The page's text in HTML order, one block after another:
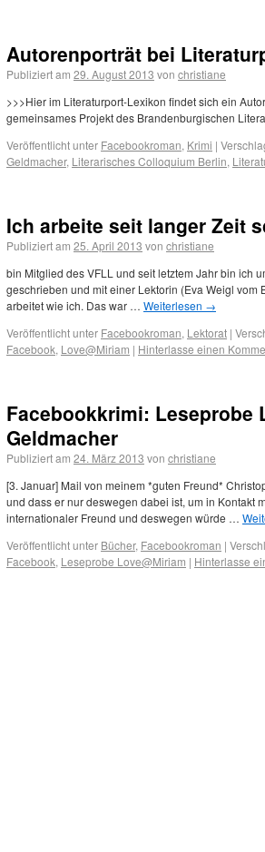
Autorenporträt bei
Publiziert am 29. August 2013 von christiane
>>>Hier im Literaturport-Lexikon findet sich ein
gemeinsames Projekt des Brandenburgischen
Veröffentlicht unter Facebookroman, Krimi |
Geldmacher, Literarisches Colloquium Berlin,
Ich arbeite seit langer Zeit
Publiziert am 25. April 2013 von christiane
bin Mitglied des VFLL und seit letztem Jahr bin ich
geschrieben und mit einer Lektorin (Eva Weigl
arbeitet wie ich. Das war … Weiterlesen →
Veröffentlicht unter Facebookroman, Lektorat |
Facebook, Love@Miriam | Hinterlasse einen
Facebookkrimi: Leseprobe
Geldmacher
Publiziert am 24. März 2013 von christiane
[3. Januar] Mail von meinem *guten Freund*
und dass er nur deswegen dabei ist, um in Kontakt
internationaler Freund und deswegen würde …
Veröffentlicht unter Bücher, Facebookroman |
Facebook, Leseprobe Love@Miriam | Hinterlasse